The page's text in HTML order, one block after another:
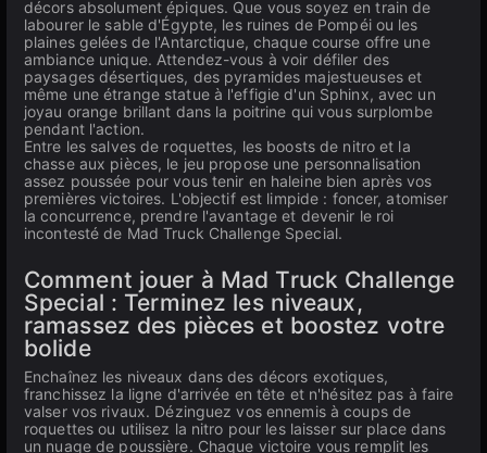
décors absolument épiques. Que vous soyez en train de
labourer le sable d'Égypte, les ruines de Pompéi ou les
plaines gelées de l'Antarctique, chaque course offre une
ambiance unique. Attendez-vous à voir défiler des
paysages désertiques, des pyramides majestueuses et
même une étrange statue à l'effigie d'un Sphinx, avec un
joyau orange brillant dans la poitrine qui vous surplombe
pendant l'action.
Entre les salves de roquettes, les boosts de nitro et la
chasse aux pièces, le jeu propose une personnalisation
assez poussée pour vous tenir en haleine bien après vos
premières victoires. L'objectif est limpide : foncer, atomiser
la concurrence, prendre l'avantage et devenir le roi
incontesté de Mad Truck Challenge Special.
Comment jouer à Mad Truck Challenge
Special : Terminez les niveaux,
ramassez des pièces et boostez votre
bolide
Enchaînez les niveaux dans des décors exotiques,
franchissez la ligne d'arrivée en tête et n'hésitez pas à faire
valser vos rivaux. Dézinguez vos ennemis à coups de
roquettes ou utilisez la nitro pour les laisser sur place dans
un nuage de poussière. Chaque victoire vous remplit les